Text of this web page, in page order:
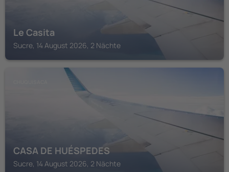
Le Casita
Sucre, 14 August 2026, 2 Nächte
CASA DE HUÉSPEDES
Sucre, 14 August 2026, 2 Nächte